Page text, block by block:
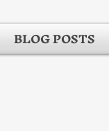
BLOG POSTS